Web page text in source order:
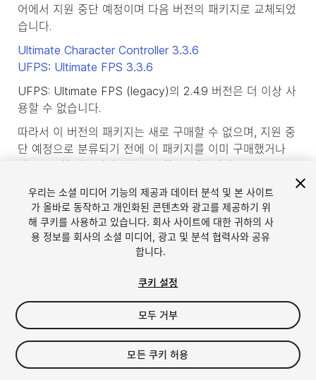
어에서 지원 중단 예정이며 다음 버전의 패키지로 교체되었
습니다.
Ultimate Character Controller 3.3.6
UFPS: Ultimate FPS 3.3.6
UFPS: Ultimate FPS (legacy)의 2.4.9 버전은 더 이상 사
용할 수 없습니다.
따라서 이 버전의 패키지는 새로 구매할 수 없으며, 지원 중
단 예정으로 분류되기 전에 이 패키지를 이미 구매했거나
product_deprecated_intro3
언어 Unity에서 에셋 판매
우리는 소셜 미디어 기능의 제공과 데이터 분석 및 본 사이트
가 올바로 동작하고 개인화된 콘텐츠와 광고를 제공하기 위
해 쿠키를 사용하고 있습니다. 회사 사이트에 대한 귀하의 사
용 정보를 회사의 소셜 미디어, 광고 및 분석 협력사와 공유
합니다.
쿠키 설정
모두 거부
모든 쿠키 허용